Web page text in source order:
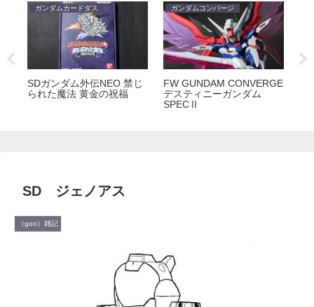
ガンダムカードダス
SDガンダム外伝NEO 禁じ
られた魔法 黄金の祝福
ガンダムコンバージ
FW GUNDAM CONVERGE
デスティニーガンダム
SPECⅡ
SD ジェノアス
（goo）雑記